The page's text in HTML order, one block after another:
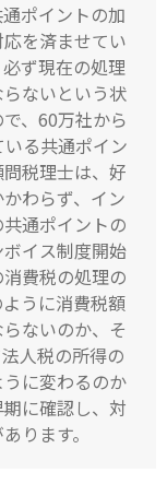
ポイントの加
を済ませてい
ず現在の処理
ないという状
、60万社から
る共通ポイン
税理士は、好
わらず、イン
通ポイントの
イス制度開始
費税の処理の
うに消費税額
ないのか、そ
人税の所得の
に変わるのか
に確認し、対
ります。